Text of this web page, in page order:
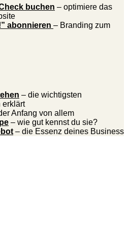
buchen – optimiere das
abonnieren – Branding zum
– die wichtigsten
erklärt
Anfang von allem
– wie gut kennst du sie?
– die Essenz deines Business